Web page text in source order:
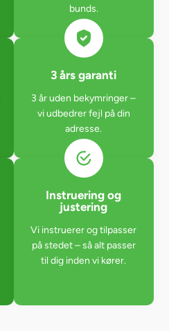
bunds.
3 års garanti
3 år uden bekymringer –
vi udbedrer fejl på din
adresse.
Instruering og
justering
Vi instruerer og tilpasser
på stedet – så alt passer
til dig inden vi kører.